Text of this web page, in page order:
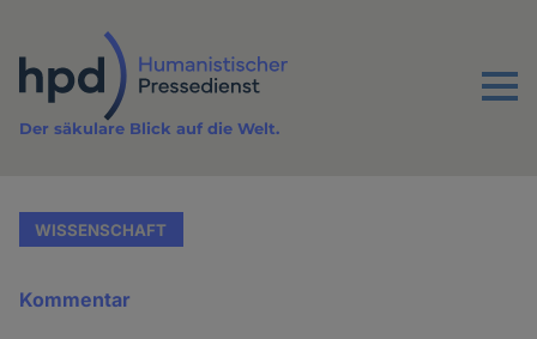
Inhalt
Menu
Der säkulare Blick auf die Welt.
WISSENSCHAFT
Kommentar